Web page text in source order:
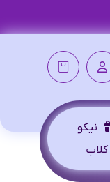
نیکو
کلاب